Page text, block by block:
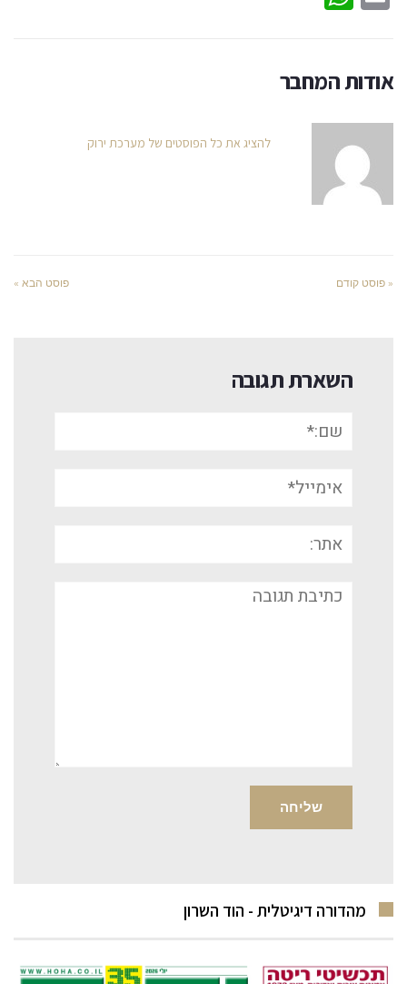
אודות המחבר
להציג את כל הפוסטים של מערכת ירוק
« פוסט קודם פוסט הבא »
השארת תגובה
אימייל*
תגובה
מהדורה דיגיטלית - הוד השרון